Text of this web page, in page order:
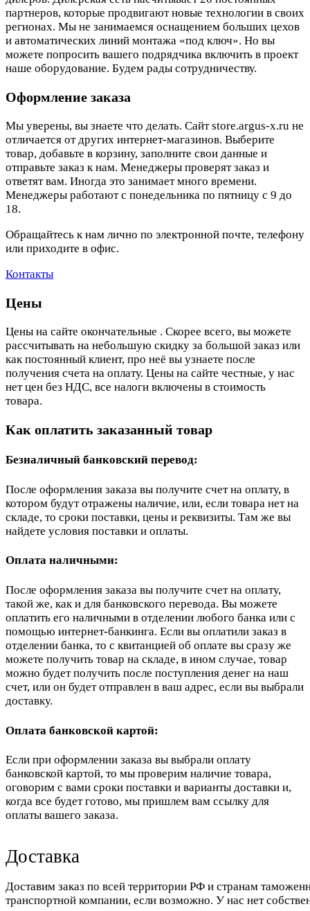
партнеров, которые продвигают новые технологии в своих
регионах. Мы не занимаемся оснащением больших цехов
и автоматических линий монтажа «под ключ». Но вы
можете попросить вашего подрядчика включить в проект
наше оборудование. Будем рады сотрудничеству.
Оформление заказа
Мы уверены, вы знаете что делать. Сайт store.argus-x.ru не
отличается от других интернет-магазинов. Выберите
товар, добавьте в корзину, заполните свои данные и
отправьте заказ к нам. Менеджеры проверят заказ и
ответят вам. Иногда это занимает много времени.
Менеджеры работают с понедельника по пятницу с 9 до
18.
Обращайтесь к нам лично по электронной почте, телефону
или приходите в офис.
Контакты
Цены
Цены на сайте окончательные . Скорее всего, вы можете
рассчитывать на небольшую скидку за большой заказ или
как постоянный клиент, про неё вы узнаете после
получения счета на оплату. Цены на сайте честные, у нас
нет цен без НДС, все налоги включены в стоимость
товара.
Как оплатить заказанный товар
Безналичный банковский перевод:
После оформления заказа вы получите счет на оплату, в
котором будут отражены наличие, или, если товара нет на
складе, то сроки поставки, цены и реквизиты. Там же вы
найдете условия поставки и оплаты.
Оплата наличными:
После оформления заказа вы получите счет на оплату,
такой же, как и для банковского перевода. Вы можете
оплатить его наличными в отделении любого банка или с
помощью интернет-банкинга. Если вы оплатили заказ в
отделении банка, то с квитанцией об оплате вы сразу же
можете получить товар на складе, в ином случае, товар
можно будет получить после поступления денег на наш
счет, или он будет отправлен в ваш адрес, если вы выбрали
доставку.
Оплата банковской картой:
Если при оформлении заказа вы выбрали оплату
банковской картой, то мы проверим наличие товара,
оговорим с вами сроки поставки и варианты доставки и,
когда все будет готово, мы пришлем вам ссылку для
оплаты вашего заказа.
Доставка
Доставим заказ по всей территории РФ и странам
транспортной компании, если возможно. У нас нет